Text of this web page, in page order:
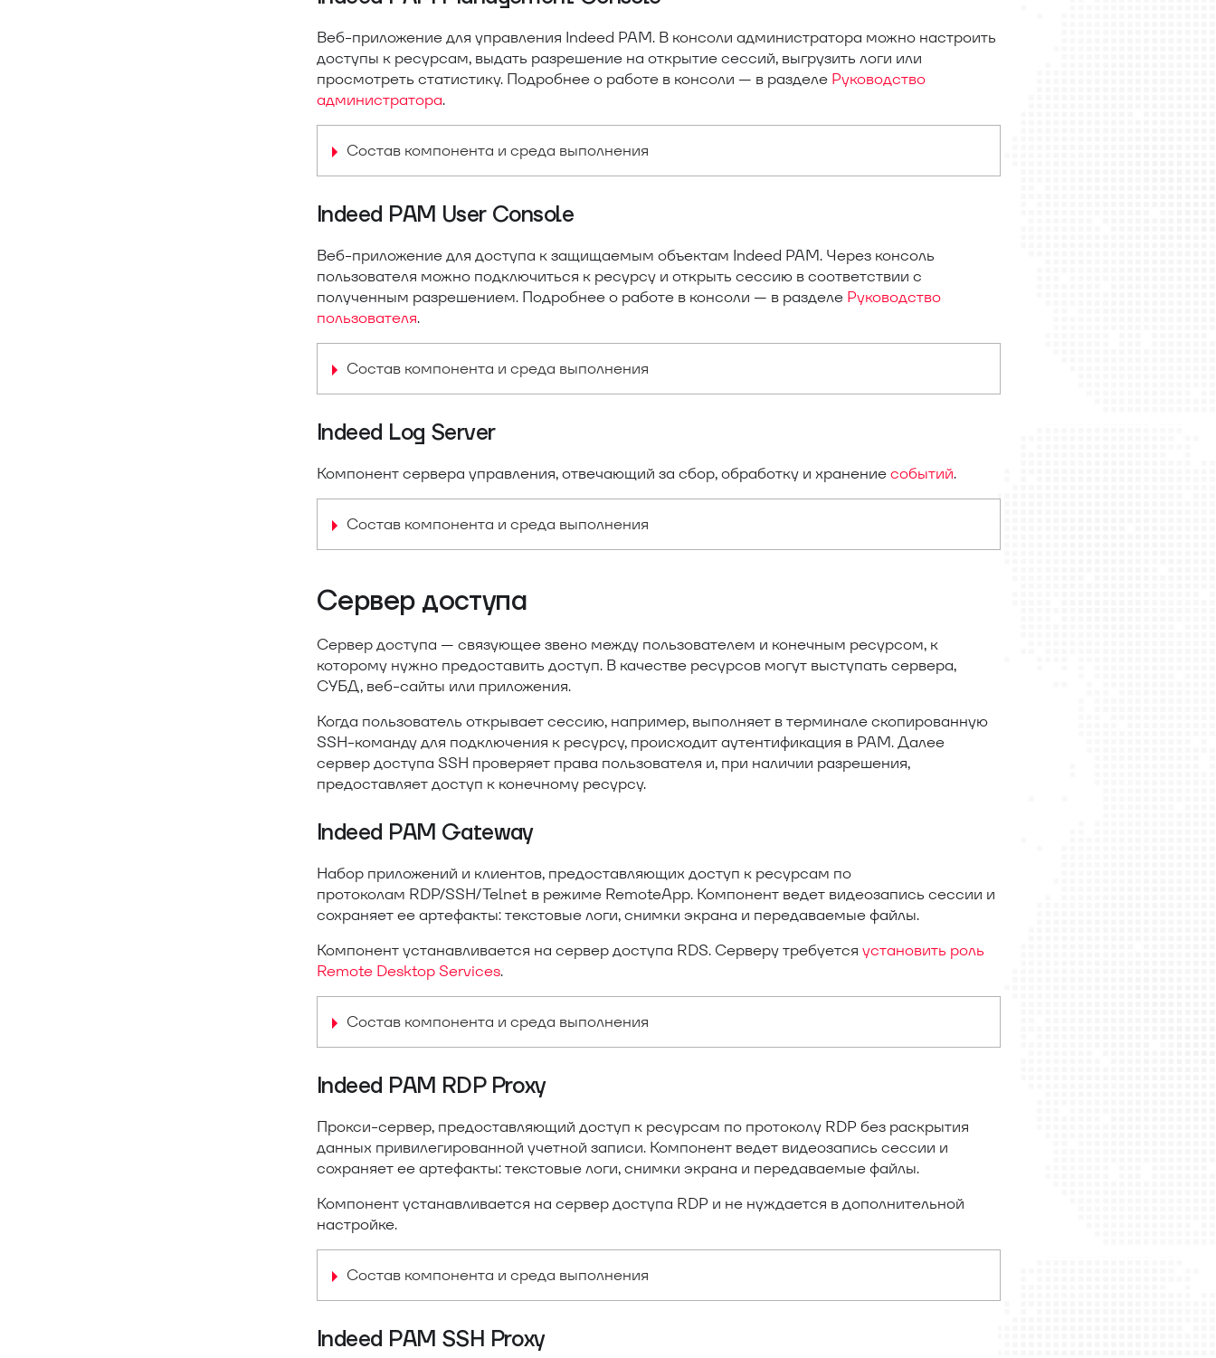
Веб-приложение для управления Indeed PAM. В консоли администратора можно настроить
доступы к ресурсам, выдать разрешение на открытие сессий, выгрузить логи или
просмотреть статистику. Подробнее о работе в консоли — в разделе Руководство
администратора.
Состав компонента и среда выполнения
Indeed PAM User Console
Веб-приложение для доступа к защищаемым объектам Indeed PAM. Через консоль
пользователя можно подключиться к ресурсу и открыть сессию в соответствии с
полученным разрешением. Подробнее о работе в консоли — в разделе Руководство
пользователя.
Состав компонента и среда выполнения
Indeed Log Server
Компонент сервера управления, отвечающий за сбор, обработку и хранениесобытий.
Состав компонента и среда выполнения
Сервер доступа
Сервер доступа — связующее звено между пользователем и конечным ресурсом, к
которому нужно предоставить доступ. В качестве ресурсов могут выступать сервера,
СУБД, веб-сайты или приложения.
Когда пользователь открывает сессию, например, выполняет в терминале скопированную
SSH-команду для подключения к ресурсу, происходит аутентификация в PAM. Далее
сервер доступа SSH проверяет права пользователя и, при наличии разрешения,
предоставляет доступ к конечному ресурсу.
Indeed PAM Gateway
Набор приложений и клиентов, предоставляющих доступ к ресурсам по
протоколам RDP/SSH/Telnet в режиме RemoteApp. Компонент ведет видеозапись сессии и
сохраняет ее артефакты: текстовые логи, снимки экрана и передаваемые файлы.
Компонент устанавливается на сервер доступа RDS. Серверу требуется установить роль
Remote Desktop Services.
Состав компонента и среда выполнения
Indeed PAM RDP Proxy
Прокси-сервер, предоставляющий доступ к ресурсам по протоколу RDP без раскрытия
данных привилегированной учетной записи. Компонент ведет видеозапись сессии и
сохраняет ее артефакты: текстовые логи, снимки экрана и передаваемые файлы.
Компонент устанавливается на сервер доступа RDP и не нуждается в дополнительной
настройке.
Состав компонента и среда выполнения
Indeed PAM SSH Proxy